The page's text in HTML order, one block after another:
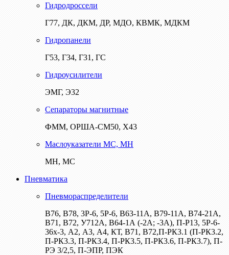
Гидродроссели
Г77, ДК, ДКМ, ДР, МДО, КВМК, МДКМ
Гидропанели
Г53, Г34, Г31, ГС
Гидроусилители
ЭМГ, Э32
Сепараторы магнитные
ФММ, ОРША-СМ50, Х43
Маслоуказатели МС, МН
МН, МС
Пневматика
Пневмораспределители
В76, В78, 3Р-6, 5Р-6, В63-11А, В79-11А, В74-21А,
В71, В72, У712А, В64-1А (-2А; -3А), П-Р13, 5Р-6-
36х-3, А2, А3, А4, КТ, В71, В72,П-РК3.1 (П-РК3.2,
П-РК3.3, П-РК3.4, П-РК3.5, П-РК3.6, П-РК3.7), П-
РЭ 3/2,5, П-ЭПР, ПЭК